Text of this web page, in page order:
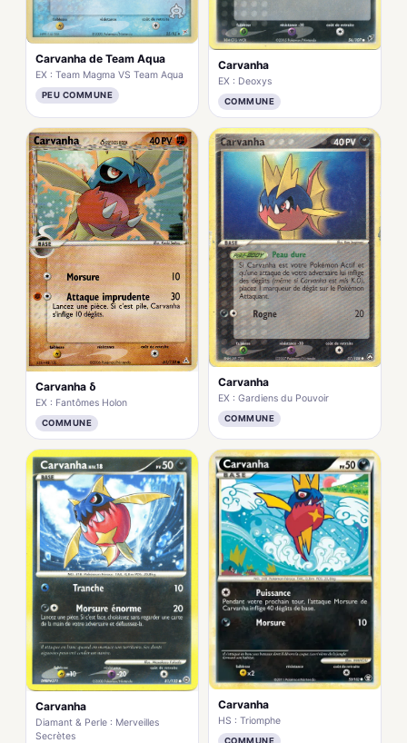
Carvanha de Team Aqua
EX : Team Magma VS Team Aqua
PEU COMMUNE
Carvanha
EX : Deoxys
COMMUNE
Carvanha δ
EX : Fantômes Holon
COMMUNE
Carvanha
EX : Gardiens du Pouvoir
COMMUNE
Carvanha
Diamant & Perle : Merveilles
Secrètes
Carvanha
HS : Triomphe
COMMUNE